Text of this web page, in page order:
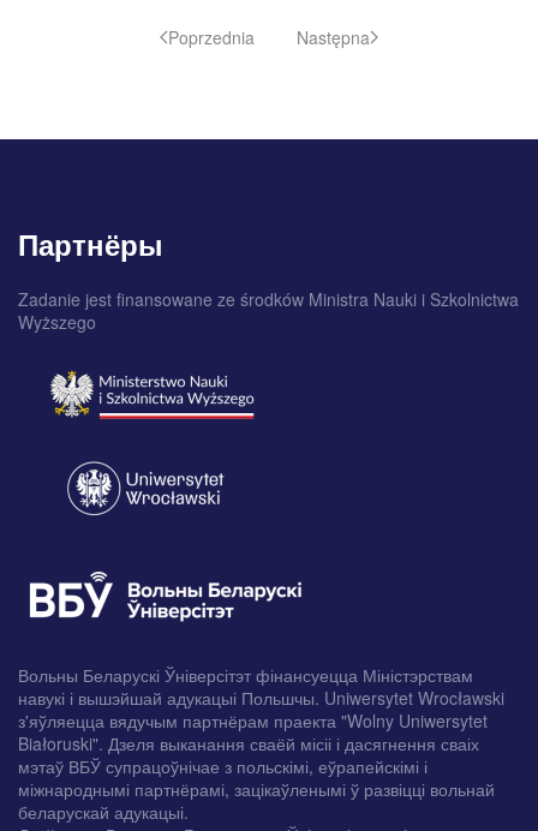
Poprzednia Następna
Партнёры
Zadanie jest finansowane ze środków Ministra Nauki i Szkolnictwa
Wyższego
Вольны Беларускі Ўніверсітэт фінансуецца Міністэрствам
навукі і вышэйшай адукацыі Польшчы. Uniwersytet Wrocławski
з'яўляецца вядучым партнёрам праекта "Wolny Uniwersytet
Białoruski". Дзеля выканання сваёй місіі і дасягнення сваіх
мэтаў ВБЎ супрацоўнічае з польскімі, еўрапейскімі і
міжнароднымі партнёрамі, зацікаўленымі ў развіцці вольнай
беларускай адукацыі.